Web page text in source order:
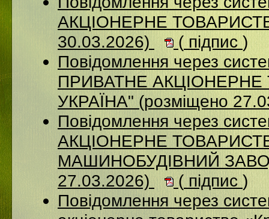
АКЦІОНЕРНЕ
30.03.2026)
( підпис )
Повідомлення через
ПРИВАТНЕ
УКРАЇНА" (розміщено
Повідомлення через
АКЦІОНЕРНЕ
МАШИНОБУДІВНИЙ
27.03.2026)
( підпис )
Повідомлення через